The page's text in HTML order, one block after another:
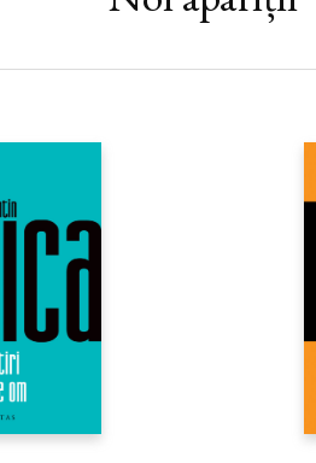
carte:
fiinţa
pentru
prietenia
Michel